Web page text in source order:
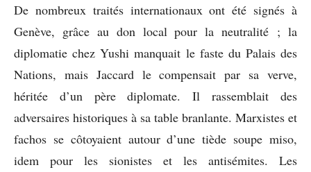
De nombreux traités internationaux ont été signés à
Genève, grâce au don local pour la neutralité ; la
diplomatie chez Yushi manquait le faste du Palais des
Nations, mais Jaccard le compensait par sa verve,
héritée d’un père diplomate. Il rassemblait des
adversaires historiques à sa table branlante. Marxistes et
fachos se côtoyaient autour d’une tiède soupe miso,
idem pour les sionistes et les antisémites. Les